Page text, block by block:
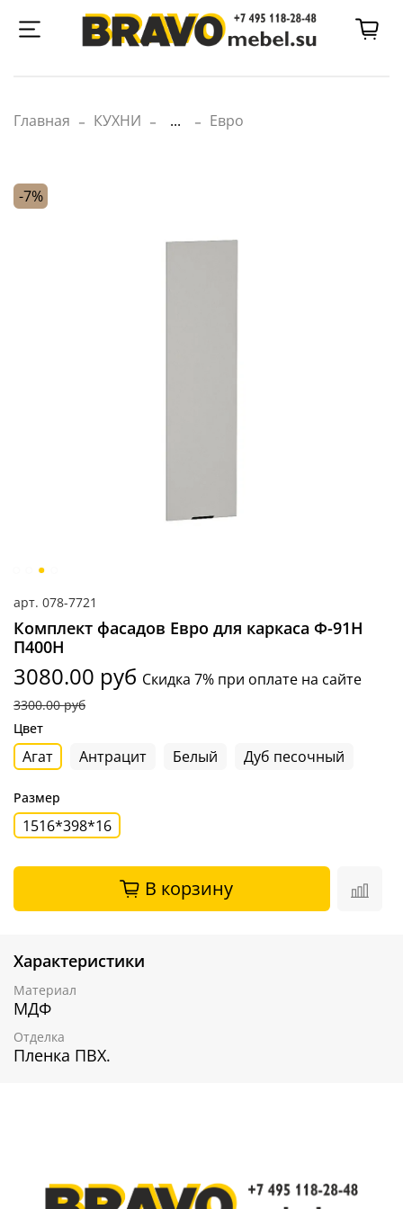
Главная КУХНИ ... Евро
-7%
арт. 078-7721
Комплект фасадов Евро для каркаса Ф-91Н
П400Н
3080.00 руб Скидка 7% при оплате на сайте
3300.00 руб
Цвет
Агат Антрацит Белый Дуб песочный
Размер
1516*398*16
В корзину
Характеристики
Материал
МДФ
Отделка
Пленка ПВХ.